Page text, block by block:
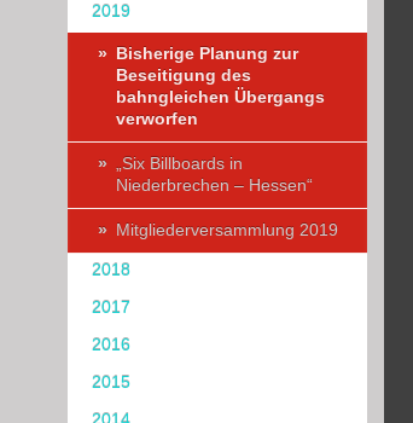
2019
Bisherige Planung zur
Beseitigung des
bahngleichen Übergangs
verworfen
„Six Billboards in
Niederbrechen – Hessen“
Mitgliederversammlung 2019
2018
2017
2016
2015
2014